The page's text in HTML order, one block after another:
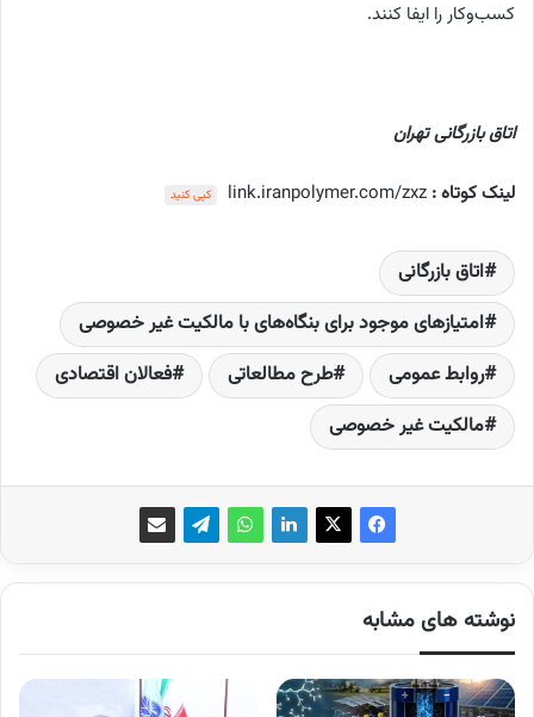
کسب‌و‌کار را ایفا کنند.
اتاق بازرگانی تهران
لینک کوتاه : link.iranpolymer.com/zxz کپی کنید
اتاق بازرگانی
امتیازهای موجود برای بنگاه‌های با مالکیت غیر خصوصی
روابط عمومی
طرح مطالعاتی
فعالان اقتصادی
مالکیت غیر خصوصی
نوشته های مشابه